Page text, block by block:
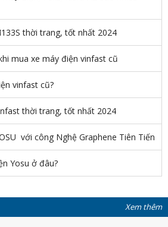
thời trang, tốt nhất 2024
mua xe máy điện vinfast cũ
vinfast cũ?
thời trang, tốt nhất 2024
với công Nghệ Graphene Tiên Tiến
Yosu ở đâu?
Xem thêm